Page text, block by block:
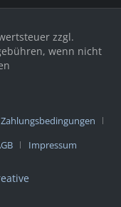
zzgl.
wenn nicht
Impressum